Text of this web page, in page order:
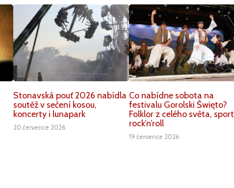
Stonavská pouť 2026 nabídla
soutěž v sečení kosou,
koncerty i lunapark
20 července 2026
Co nabídne sobota na
festivalu Gorolski Święto?
Folklor z celého světa,
rock’n’roll
19 července 2026